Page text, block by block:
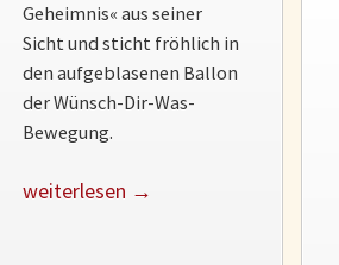
Geheimnis« aus seiner
Sicht und sticht fröhlich in
den aufgeblasenen Ballon
der Wünsch-Dir-Was-
Bewegung.
weiterlesen →